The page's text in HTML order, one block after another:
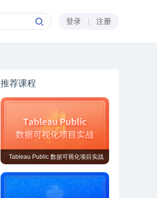
登录 注册
推荐课程
Tableau Public 数据可视化项目实战